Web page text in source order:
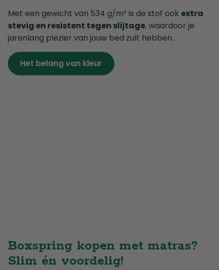
Met een gewicht van 534 g/m² is de stof ook extra
stevig en resistent tegen slijtage, waardoor je
jarenlang plezier van jouw bed zult hebben.
Het belang van kleur
Boxspring kopen met matras?
Slim én voordelig!